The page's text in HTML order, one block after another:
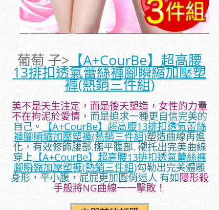
葡萄 子> 【A+CourBe】超高腰
13排扣透氣蕾絲褲腳瞬縮加壓塑
褲(熱銷三件組)
美不是天生注定，而是後天塑造，女性的力量
不在拘泥於愛情 ， 而是追求一種更自信完美的
自己。 【A+CourBe】超高腰13排扣透氣蕾絲
褲腳瞬縮加壓塑褲(熱銷三件組)塑造曲線再進
化，有效修飾腰部.撫平腹部. 襯托出完美曲線
穿上 【A+CourBe】超高腰13排扣透氣蕾絲褲
腳瞬縮加壓塑褲(熱銷三件組)勾勒出完美體雕
身形，平小腹，屁屁更加圓俏迷人 有如隱形殺
手般將NG曲線一一擊敗！